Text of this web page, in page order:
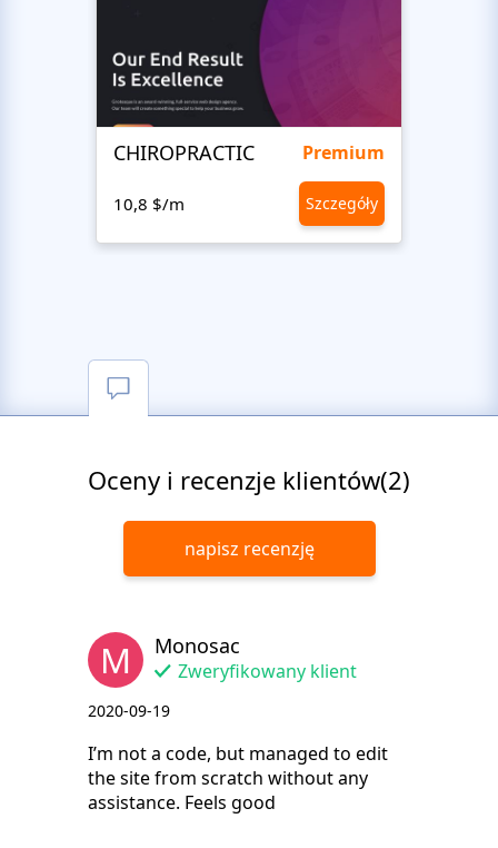
CHIROPRACTIC Premium
10,8 $/m Szczegóły
Oceny i recenzje klientów(2)
napisz recenzję
M Monosac
Zweryfikowany klient
2020-09-19
I’m not a code, but managed to edit
the site from scratch without any
assistance. Feels good